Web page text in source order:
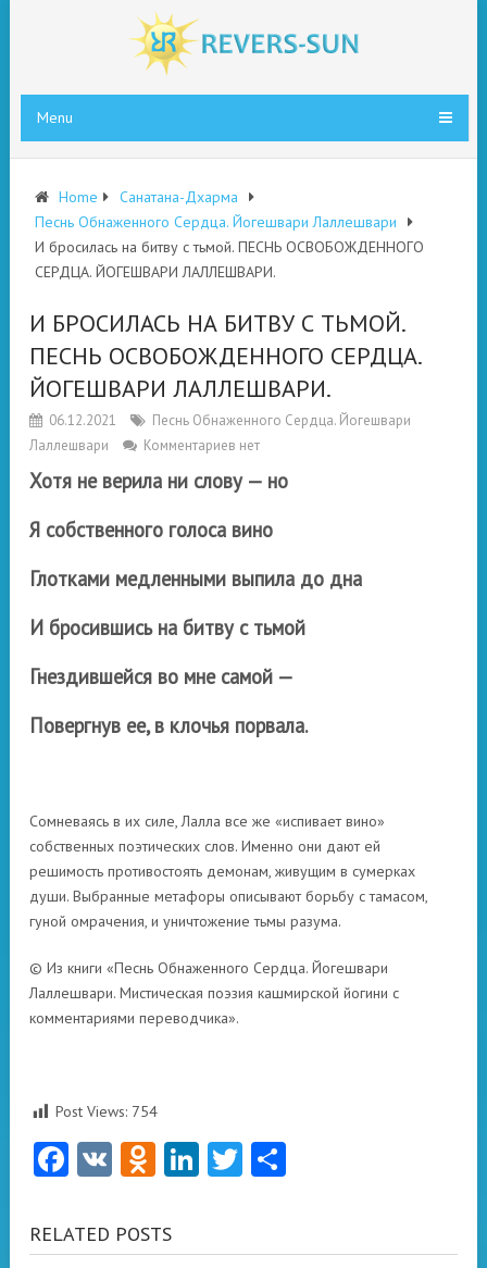
Menu
Home
Санатана-Дхарма
Песнь Обнаженного Сердца. Йогешвари Лаллешвари
И бросилась на битву с тьмой. ПЕСНЬ ОСВОБОЖДЕННОГО
СЕРДЦА. ЙОГЕШВАРИ ЛАЛЛЕШВАРИ.
И БРОСИЛАСЬ НА БИТВУ С ТЬМОЙ.
ПЕСНЬ ОСВОБОЖДЕННОГО СЕРДЦА.
ЙОГЕШВАРИ ЛАЛЛЕШВАРИ.
06.12.2021
Песнь Обнаженного Сердца. Йогешвари
Лаллешвари
Комментариев нет
Хотя не верила ни слову — но
Я собственного голоса вино
Глотками медленными выпила до дна
И бросившись на битву с тьмой
Гнездившейся во мне самой —
Повергнув ее, в клочья порвала.
Сомневаясь в их силе, Лалла все же «испивает вино»
собственных поэтических слов. Именно они дают ей
решимость противостоять демонам, живущим в сумерках
души. Выбранные метафоры описывают борьбу с тамасом,
гуной омрачения, и уничтожение тьмы разума.
© Из книги «Песнь Обнаженного Сердца. Йогешвари
Лаллешвари. Мистическая поэзия кашмирской йогини с
комментариями переводчика».
Post Views: 754
Facebook
VK Odnoklassniki
LinkedIn
Twitter
RELATED POSTS